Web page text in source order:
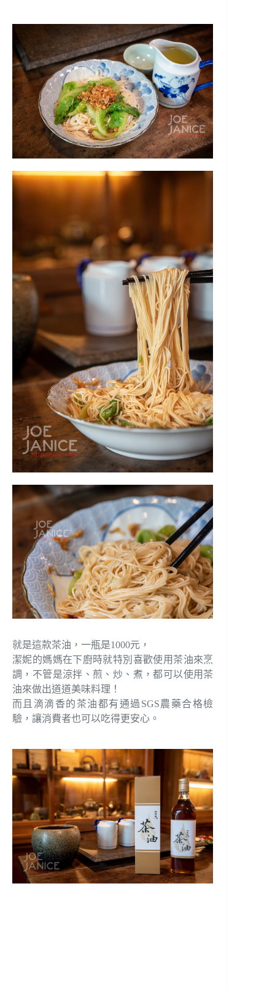
就是這款茶油，一瓶是1000元，
潔妮的媽媽在下廚時就特別喜歡使用茶油來烹
調，不管是涼拌、煎、炒、煮，都可以使用茶
油來做出道道美味料理！
而且滴滴香的茶油都有通過SGS農藥合格檢
驗，讓消費者也可以吃得更安心。